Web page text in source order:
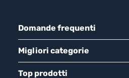
Domande frequenti
Migliori categorie
Top prodotti